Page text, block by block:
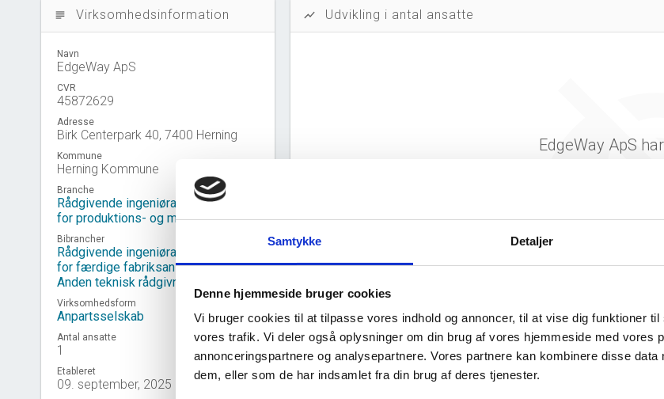
Samtykke Detaljer
Denne hjemmeside bruger cookies
Vi bruger cookies til at tilpasse vores indhold og annoncer, til at vise dig funktioner
vores trafik. Vi deler også oplysninger om din brug af vores hjemmeside med vores
annonceringspartnere og analysepartnere. Vores partnere kan kombinere disse
dem, eller som de har indsamlet fra din brug af deres tjenester.
subject Virksomhedsinformation
Navn
EdgeWay ApS
CVR
45872629
Adresse
Birk Centerpark 40, 7400 Herning
Kommune
Herning Kommune
Branche
Rådgivende ingeniøraktiviteter inden
for produktions- og maskinteknik
Bibrancher
Rådgivende ingeniøraktiviteter inden
for færdige fabriksanlæg
Anden teknisk rådgivning
Virksomhedsform
Anpartsselskab
Antal ansatte
1
Etableret
09. september, 2025
show_chart Udvikling i antal ansatte
EdgeWay ApS
generere figuren
Virksomhedshistorik